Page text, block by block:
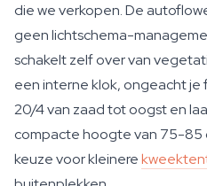
die we verkopen. De
geen lichtschema-
schakelt zelf over van
een interne klok, ongeacht je
20/4 van zaad tot oogst en
compacte hoogte van 75-85
keuze voor kleinere